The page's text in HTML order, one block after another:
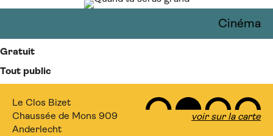
Cinéma
Gratuit
Tout public
Le Clos Bizet
Chaussée de Mons 909
Anderlecht
voir sur la carte